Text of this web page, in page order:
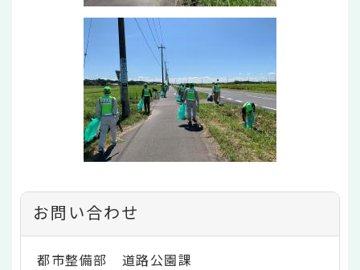
お問い合わせ
都市整備部 道路公園課